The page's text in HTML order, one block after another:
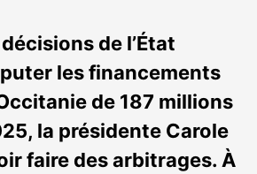
aux
abonnésde l’État
les financements
de 187 millions
la présidente Carole
faire des arbitrages. À